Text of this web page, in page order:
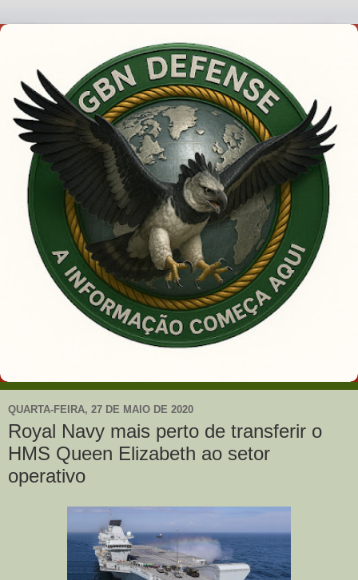
QUARTA-FEIRA, 27 DE MAIO DE 2020
Royal Navy mais perto de transferir o
HMS Queen Elizabeth ao setor
operativo